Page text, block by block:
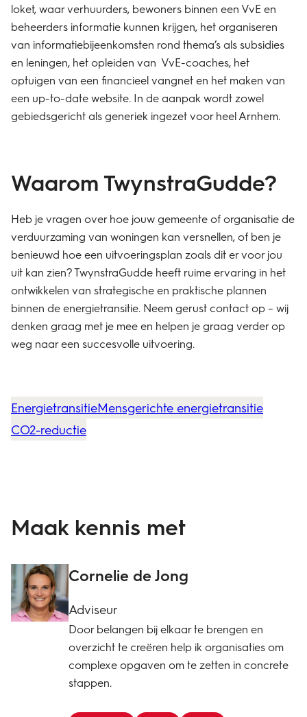
loket, waar verhuurders, bewoners binnen een VvE en
beheerders informatie kunnen krijgen, het organiseren
van informatiebijeenkomsten rond thema’s als subsidies
en leningen, het opleiden van VvE-coaches, het
optuigen van een financieel vangnet en het maken van
een up-to-date website. In de aanpak wordt zowel
gebiedsgericht als generiek ingezet voor heel Arnhem.
Waarom TwynstraGudde?
Heb je vragen over hoe jouw gemeente of organisatie de
verduurzaming van woningen kan versnellen, of ben je
benieuwd hoe een uitvoeringsplan zoals dit er voor jou
uit kan zien? TwynstraGudde heeft ruime ervaring in het
ontwikkelen van strategische en praktische plannen
binnen de energietransitie. Neem gerust contact op – wij
denken graag met je mee en helpen je graag verder op
weg naar een succesvolle uitvoering.
EnergietransitieMensgerichte energietransitie
CO2-reductie
Maak kennis met
Cornelie de Jong
Adviseur
Door belangen bij elkaar te brengen en
overzicht te creëren help ik organisaties om
complexe opgaven om te zetten in concrete
stappen.